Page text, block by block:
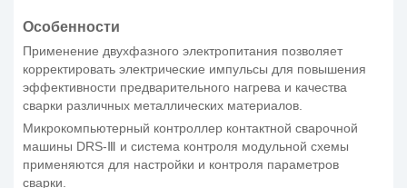
Особенности
Применение двухфазного электропитания позволяет
корректировать электрические импульсы для повышения
эффективности предварительного нагрева и качества
сварки различных металлических материалов.
Микрокомпьютерный контроллер контактной сварочной
машины DRS-Ⅲ и система контроля модульной схемы
применяются для настройки и контроля параметров
сварки.